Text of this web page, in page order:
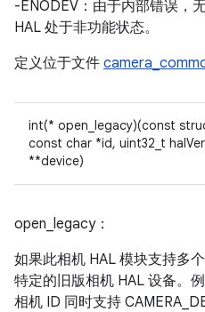
-ENODEV：由于内部错误，
HAL 处于非功能状态。
定义位于文件
int(* open_legacy)(const
const char *id, uint32_t
**device)
open_legacy：
如果此相机 HAL 模块支持多
特定的旧版相机 HAL 设备。
相机 ID 同时支持